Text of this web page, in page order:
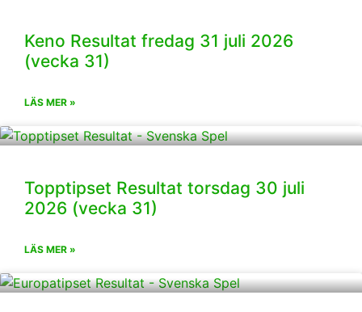
Keno Resultat fredag 31 juli 2026
(vecka 31)
LÄS MER »
Topptipset Resultat torsdag 30 juli
2026 (vecka 31)
LÄS MER »